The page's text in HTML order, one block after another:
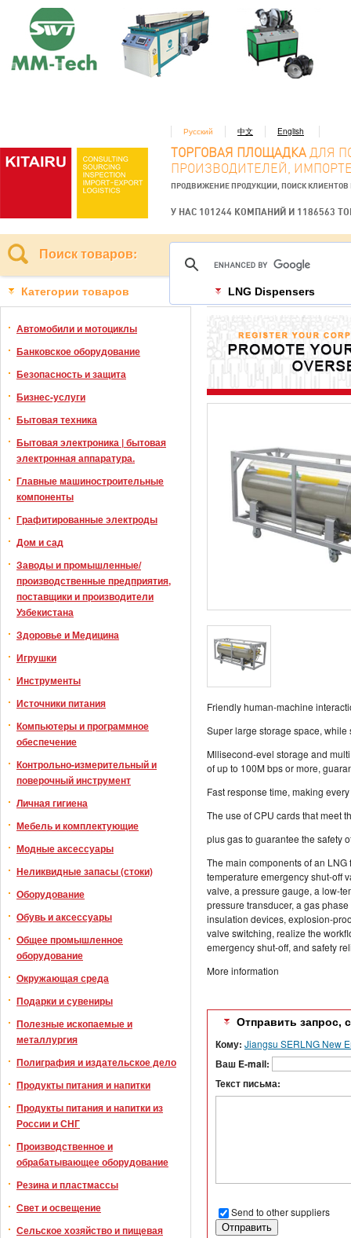
Русский 中文 English
ТОРГОВАЯ ПЛОЩАДКА ДЛЯ
ПРОИЗВОДИТЕЛЕЙ,
ПРОДВИЖЕНИЕ ПРОДУКЦИИ, ПОИСК КЛИЕНТОВ
У НАС 101244 КОМПАНИЙ И 1186563
Поиск товаров:
Категории товаров
Автомобили и мотоциклы
Банковское оборудование
Безопасность и защита
Бизнес-услуги
Бытовая техника
Бытовая электроника | бытовая
электронная аппаратура.
Главные машиностроительные
компоненты
Графитированные электроды
Дом и сад
Заводы и промышленные/
производственные предприятия,
поставщики и производители
Узбекистана
Здоровье и Медицина
Игрушки
Инструменты
Источники питания
Компьютеры и программное
обеспечение
Контрольно-измерительный и
поверочный инструмент
Личная гигиена
Мебель и комплектующие
Модные аксессуары
Неликвидные запасы (стоки)
Оборудование
Обувь и аксессуары
Общее промышленное
оборудование
Окружающая среда
Подарки и сувениры
Полезные ископаемые и
металлургия
Полиграфия и издательское дело
Продукты питания и напитки
Продукты питания и напитки из
России и СНГ
Производственное и
обрабатывающее оборудование
Резина и пластмассы
Свет и освещение
Сельское хозяйство и пищевая
LNG Dispensers
Friendly human-machine
Super large storage space,
Mllisecond-evel storage and
of up to 100M bps or more,
Fast response time, making
The use of CPU cards that meet
plus gas to guarantee the safety
The main components of an
temperature emergency shut-off
valve, a pressure gauge, a low-
pressure transducer, a gas
insulation devices, explosion-
valve switching, realize the
emergency shut-off, and safety
More information
Отправить запрос,
Кому: Jiangsu SERLNG New
Ваш E-mail:
Текст письма:
Send to other suppliers